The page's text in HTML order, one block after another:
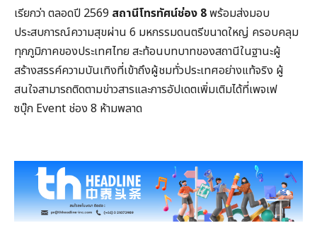
เรียกว่า ตลอดปี 2569 สถานีโทรทัศน์ช่อง 8พร้อมส่งมอบ
ประสบการณ์ความสุขผ่าน 6 มหกรรมดนตรีขนาดใหญ่ ครอบคลุม
ทุกภูมิภาคของประเทศไทย สะท้อนบทบาทของสถานีในฐานะผู้
สร้างสรรค์ความบันเทิงที่เข้าถึงผู้ชมทั่วประเทศอย่างแท้จริง ผู้
สนใจสามารถติดตามข่าวสารและการอัปเดตเพิ่มเติมได้ที่เพจเฟ
ซบุ๊ก Event ช่อง 8 ห้ามพลาด